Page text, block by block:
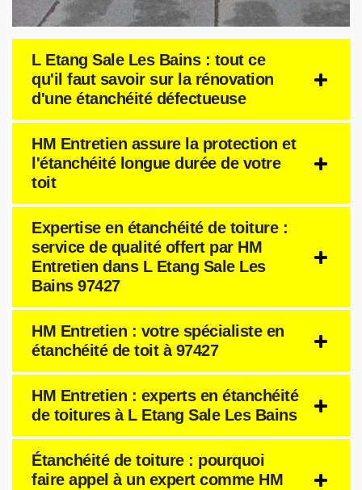
L Etang Sale Les Bains : tout ce
qu'il faut savoir sur la rénovation
d'une étanchéité défectueuse
HM Entretien assure la protection et
l'étanchéité longue durée de votre
toit
Expertise en étanchéité de toiture :
service de qualité offert par HM
Entretien dans L Etang Sale Les
Bains 97427
HM Entretien : votre spécialiste en
étanchéité de toit à 97427
HM Entretien : experts en étanchéité
de toitures à L Etang Sale Les Bains
Étanchéité de toiture : pourquoi
faire appel à un expert comme HM